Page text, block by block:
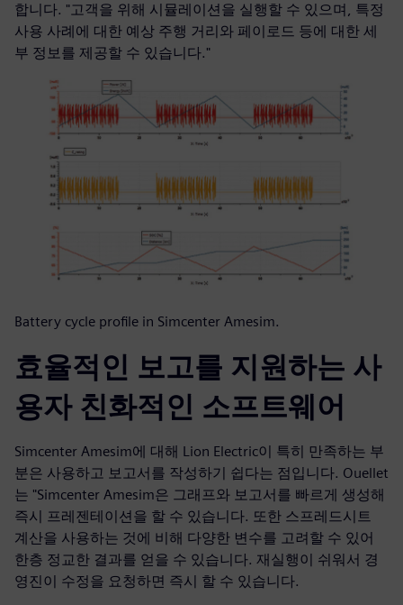
합니다. "고객을 위해 시뮬레이션을 실행할 수 있으며, 특정
사용 사례에 대한 예상 주행 거리와 페이로드 등에 대한 세
부 정보를 제공할 수 있습니다."
Battery cycle profile in Simcenter Amesim.
효율적인 보고를 지원하는 사
용자 친화적인 소프트웨어
Simcenter Amesim에 대해 Lion Electric이 특히 만족하는 부
분은 사용하고 보고서를 작성하기 쉽다는 점입니다. Ouellet
는 "Simcenter Amesim은 그래프와 보고서를 빠르게 생성해
즉시 프레젠테이션을 할 수 있습니다. 또한 스프레드시트
계산을 사용하는 것에 비해 다양한 변수를 고려할 수 있어
한층 정교한 결과를 얻을 수 있습니다. 재실행이 쉬워서 경
영진이 수정을 요청하면 즉시 할 수 있습니다.